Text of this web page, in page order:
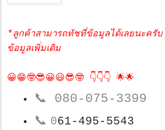
*ลูกค้าสามารถทัชที่ข้อมูลได้เลยนะครั
ข้อมูลเพิ่มเติม
😀😁🤓😎😀😃😎🤓 👇👇👇 🌟🌟
📞 080-075-3399
📞 061-495-5543